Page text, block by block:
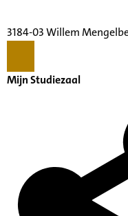
3184-03 Willem
Mijn Studiezaal